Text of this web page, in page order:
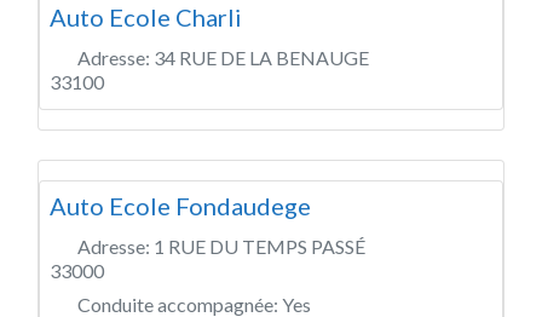
Auto Ecole Charli
Adresse: 34 RUE DE LA BENAUGE
33100
Auto Ecole Fondaudege
Adresse: 1 RUE DU TEMPS PASSÉ
33000
Conduite accompagnée: Yes